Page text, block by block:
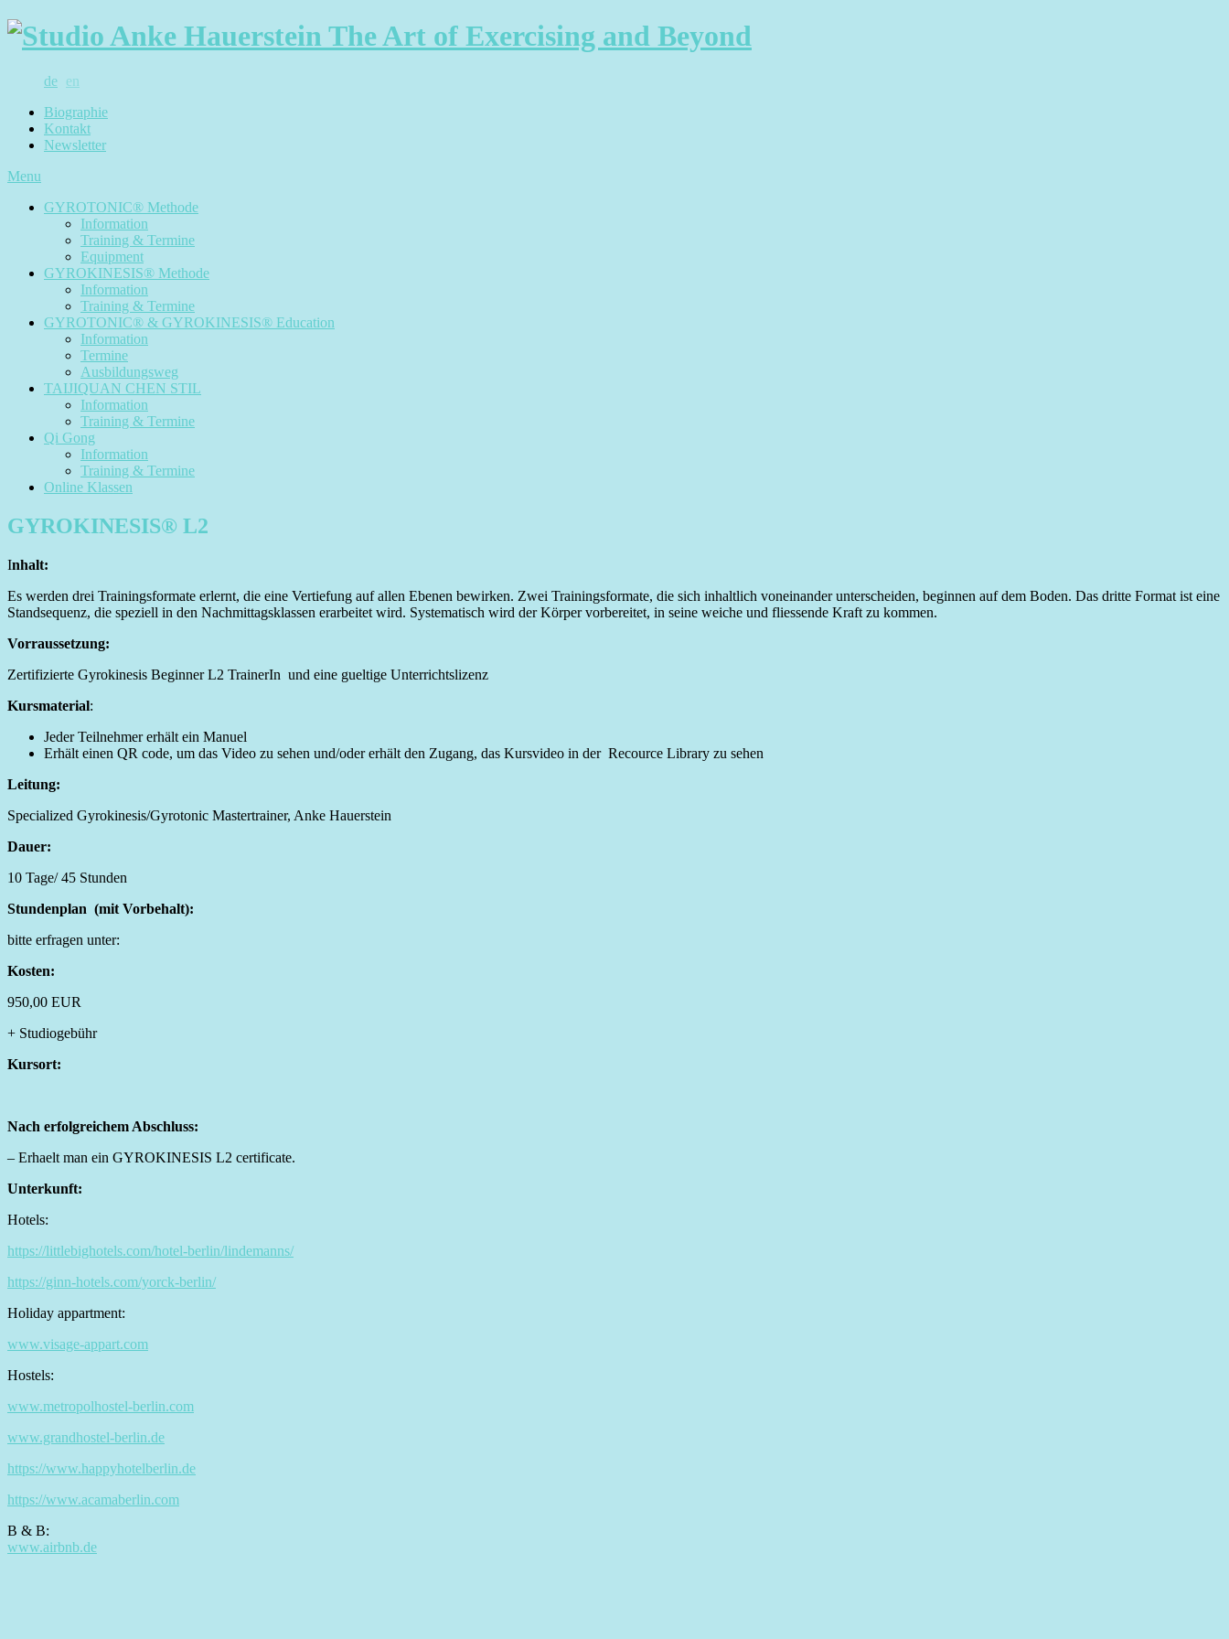
de en
Biographie
Kontakt
Newsletter
Menu
GYROTONIC® Methode
Information
Training & Termine
Equipment
GYROKINESIS® Methode
Information
Training & Termine
GYROTONIC® & GYROKINESIS® Education
Information
Termine
Ausbildungsweg
TAIJIQUAN CHEN STIL
Information
Training & Termine
Qi Gong
Information
Training & Termine
Online Klassen
GYROKINESIS® L2
Inhalt:
Es werden drei Trainingsformate erlernt, die eine Vertiefung auf allen Ebenen bewirken. Zwei Trainingsformate, die sich inhaltlich voneinander unterscheiden, beginnen auf dem Boden. Das dritte Format ist eine
Standsequenz, die speziell in den Nachmittagsklassen erarbeitet wird. Systematisch wird der Körper vorbereitet, in seine weiche und fliessende Kraft zu kommen.
Vorraussetzung:
Zertifizierte Gyrokinesis Beginner L2 TrainerIn und eine gueltige Unterrichtslizenz
Kursmaterial:
Jeder Teilnehmer erhält ein Manuel
Erhält einen QR code, um das Video zu sehen und/oder erhält den Zugang, das Kursvideo in der Recource Library zu sehen
Leitung:
Specialized Gyrokinesis/Gyrotonic Mastertrainer, Anke Hauerstein
Dauer:
10 Tage/ 45 Stunden
Stundenplan (mit Vorbehalt):
bitte erfragen unter:
Kosten:
950,00 EUR
+ Studiogebühr
Kursort:
Nach erfolgreichem Abschluss:
– Erhaelt man ein GYROKINESIS L2 certificate.
Unterkunft:
Hotels:
https://littlebighotels.com/hotel-berlin/lindemanns/
https://ginn-hotels.com/yorck-berlin/
Holiday appartment:
www.visage-appart.com
Hostels:
www.metropolhostel-berlin.com
www.grandhostel-berlin.de
https://www.happyhotelberlin.de
https://www.acamaberlin.com
B & B:
www.airbnb.de